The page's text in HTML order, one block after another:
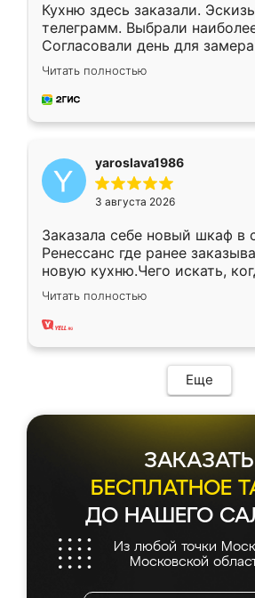
Кухню здесь заказали.
телеграмм. Выбрали
Согласовали день для
недели кухня была уже
довольны работой. Спасибо
мебель за качественную
Читать полностью
yaroslava1986
3 августа 2026
Заказала себе новый шкаф в
Ренессанс где ранее
новую кухню.Чего искать,
вполне довольна. Служит
два года, нареканий нет.
Читать полностью
Еще
ЗАКАЗАТЬ
БЕСПЛАТНОЕ
ДО НАШЕГО
Из любой точки
Московской